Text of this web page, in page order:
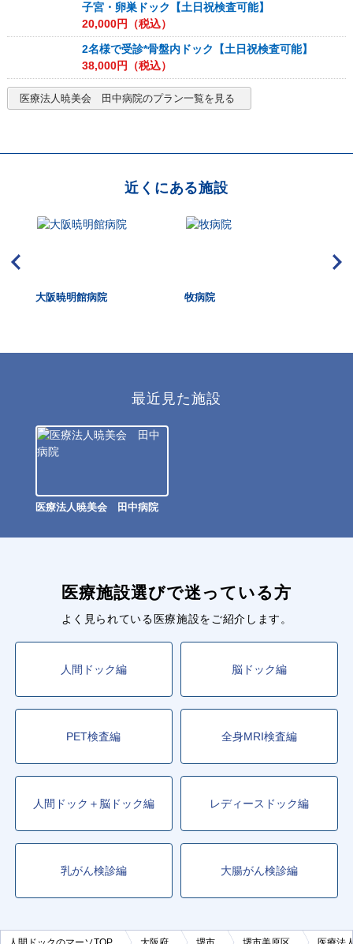
子宮・卵巣ドック【土日祝検査可能】
20,000円（税込）
2名様で受診*骨盤内ドック【土日祝検査可能】
38,000円（税込）
医療法人暁美会 田中病院のプラン一覧を見る
近くにある施設
大阪暁明館病院 牧病院
最近見た施設
医療法人暁美会 田中病院
医療施設選びで迷っている方
よく見られている医療施設をご紹介します。
人間ドック編 脳ドック編
PET検査編 全身MRI検査編
人間ドック＋脳ドック編 レディースドック編
乳がん検診編 大腸がん検診編